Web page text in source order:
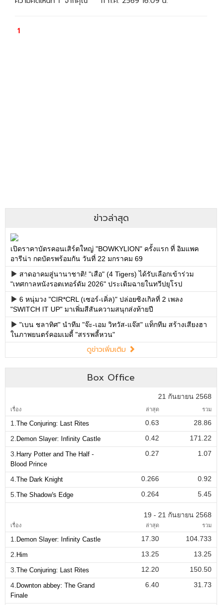
ข่าวล่าสุด
เปิดราคาบัตรคอนเสิร์ตใหญ่ "BOWKYLION" ครั้งแรก ที่ อิมแพค
อารีน่า กดบัตรพร้อมกัน วันที่ 22 มกราคม 69
สาดอาคมสู่นานาชาติ! "เสือ" (4 Tigers) ได้รับเลือกเข้าร่วม
"เทศกาลหนังรอตเทอร์ดัม 2026" ประเดิมฉายในทวีปยุโรป
6 หนุ่มวง "CIR*CRL (เซอร์-เคิ่ล)" ปล่อยซิงเกิลที่ 2 เพลง
"SWITCH IT UP" มาเพิ่มสีสันความสนุกส่งท้ายปี
"เบน ชลาทิศ" นำทีม "จ๊ะ-เอม วิทวัส-แจ๊ส" แท็กทีม สร้างเสียงฮา
ในภาพยนตร์คอมเมดี้ "สรรพลี้หวน"
ดูข่าวเพิ่มเติม
Box Office
21 กันยายน 2568
เรื่อง ล่าสุด รวม
1. The Conjuring: Last Rites 0.63
28.86
2. Demon Slayer: Infinity Castle 0.42
171.22
3. Harry Potter and The Half -
Blood Prince
0.27 1.07
4. The Dark Knight 0.266
0.92
5. The Shadow's Edge 0.264 5.45
19 - 21 กันยายน 2568
เรื่อง ล่าสุด รวม
1. Demon Slayer: Infinity Castle 17.30
104.733
2. Him 13.25
13.25
3. The Conjuring: Last Rites 12.20
150.50
4. Downton abbey: The Grand
Finale
6.40 31.73